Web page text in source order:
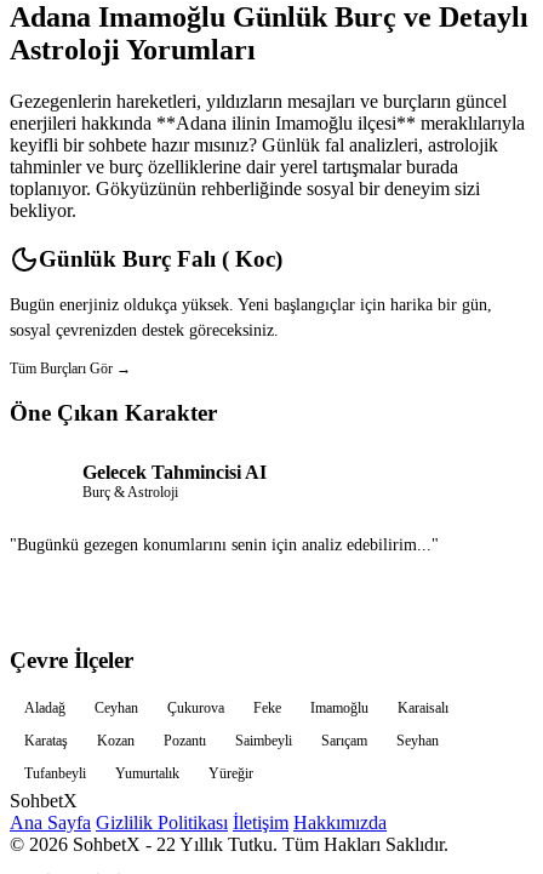
Adana Imamoğlu Günlük Burç ve Detaylı
Astroloji Yorumları
Gezegenlerin hareketleri, yıldızların mesajları ve burçların güncel
enerjileri hakkında **Adana ilinin Imamoğlu ilçesi** meraklılarıyla
keyifli bir sohbete hazır mısınız? Günlük fal analizleri, astrolojik
tahminler ve burç özelliklerine dair yerel tartışmalar burada
toplanıyor. Gökyüzünün rehberliğinde sosyal bir deneyim sizi
bekliyor.
Günlük Burç Falı ( Koc)
Bugün enerjiniz oldukça yüksek. Yeni başlangıçlar için harika bir gün,
sosyal çevrenizden destek göreceksiniz.
Tüm Burçları Gör →
Öne Çıkan Karakter
Gelecek Tahmincisi AI
Burç & Astroloji
"Bugünkü gezegen konumlarını senin için analiz edebilirim..."
Çevre İlçeler
Aladağ Ceyhan Çukurova Feke Imamoğlu
Karaisalı
Karataş
Kozan Pozantı Saimbeyli Sarıçam
Seyhan
Tufanbeyli
Yumurtalık Yüreğir
SohbetX
Ana Sayfa Gizlilik Politikası İletişim Hakkımızda
© 2026 SohbetX - 22 Yıllık Tutku. Tüm Hakları Saklıdır.